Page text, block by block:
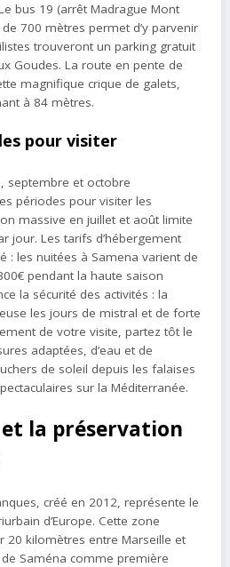
bus 19 (arrêt Madrague Mont
700 mètres permet d’y parvenir
trouveront un parking gratuit
Goudes. La route en pente de
magnifique crique de galets,
à 84 mètres.
pour visiter
septembre et octobre
périodes pour visiter les
massive en juillet et août limite
jour. Les tarifs d’hébergement
: les nuitées à Samena varient de
pendant la haute saison
la sécurité des activités : la
les jours de mistral et de forte
de votre visite, partez tôt le
adaptées, d’eau et de
de soleil depuis les falaises
sur la Méditerranée.
la préservation
créé en 2012, représente le
d’Europe. Cette zone
20 kilomètres entre Marseille et
Saména comme première